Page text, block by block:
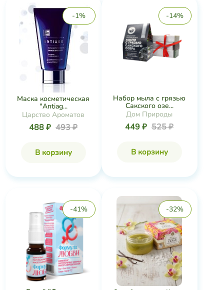
-1%
Маска косметическая
"Antiag...
Царство Ароматов
488 ₽ 493 ₽
В корзину
-14%
Набор мыла с грязью
Сакского озе...
Дом Природы
449 ₽ 525 ₽
В корзину
-41% -32%